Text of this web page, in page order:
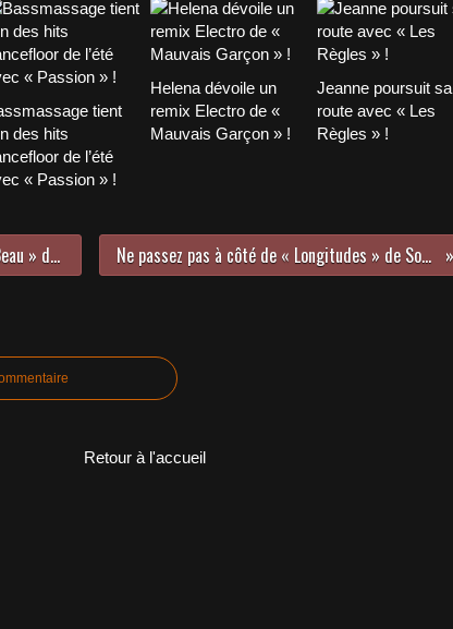
tient
des hits
de l’été
« Passion » !
Helena dévoile un
remix Electro de «
Mauvais Garçon » !
Jeanne poursuit sa
route avec « Les
Règles » !
Découvrez « C’Est Si Beau » de Corine ! Ne passez pas à côté de « Longitudes » de Sophie Maurin !
Retour à l'accueil